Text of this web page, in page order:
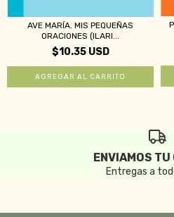
AVE MARÍA. MIS PEQUEÑAS
ORACIONES (ILARI...
$10.35 USD
ENVIAMOS TU
Entregas a